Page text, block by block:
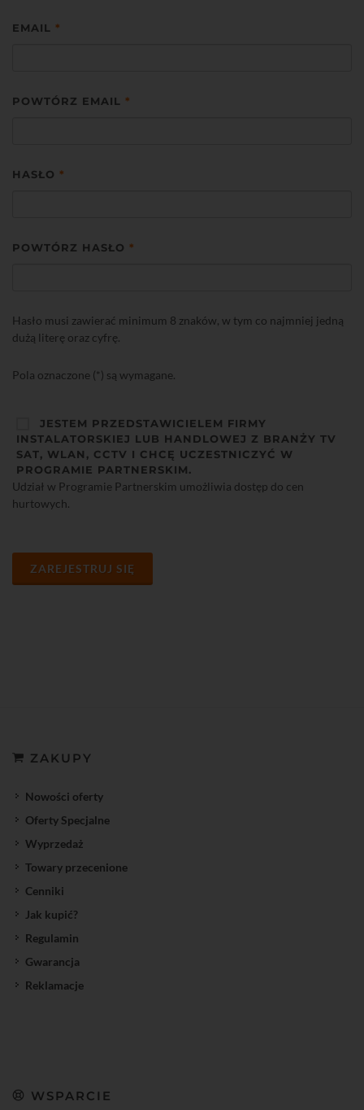
EMAIL *
POWTÓRZ EMAIL *
HASŁO *
POWTÓRZ HASŁO *
Hasło musi zawierać minimum 8 znaków, w tym co najmniej jedną
dużą literę oraz cyfrę.
Pola oznaczone (*) są wymagane.
JESTEM PRZEDSTAWICIELEM FIRMY
INSTALATORSKIEJ LUB HANDLOWEJ Z BRANŻY TV
SAT, WLAN, CCTV I CHCĘ UCZESTNICZYĆ W
PROGRAMIE PARTNERSKIM.
Udział w Programie Partnerskim umożliwia dostęp do cen
hurtowych.
ZAREJESTRUJ SIĘ
ZAKUPY
Nowości oferty
Oferty Specjalne
Wyprzedaż
Towary przecenione
Cenniki
Jak kupić?
Regulamin
Gwarancja
Reklamacje
WSPARCIE